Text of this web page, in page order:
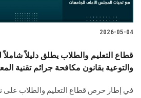
2026-05-04
قطاع التعليم والطلاب يطلق دليلاً شاملاً
والتوعية بقانون مكافحة جرائم تقنية
في إطار حرص قطاع التعليم والطلاب على